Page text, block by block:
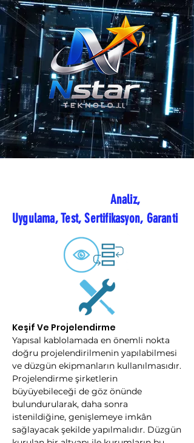
Analiz,
Uygulama, Test, Sertifikasyon, Garanti
Keşif Ve Projelendirme
Yapısal kablolamada en önemli nokta
doğru projelendirilmenin yapılabilmesi
ve düzgün ekipmanların kullanılmasıdır.
Projelendirme şirketlerin
büyüyebileceği de göz önünde
bulundurularak, daha sonra
istenildiğine, genişlemeye imkân
sağlayacak şekilde yapılmalıdır. Düzgün